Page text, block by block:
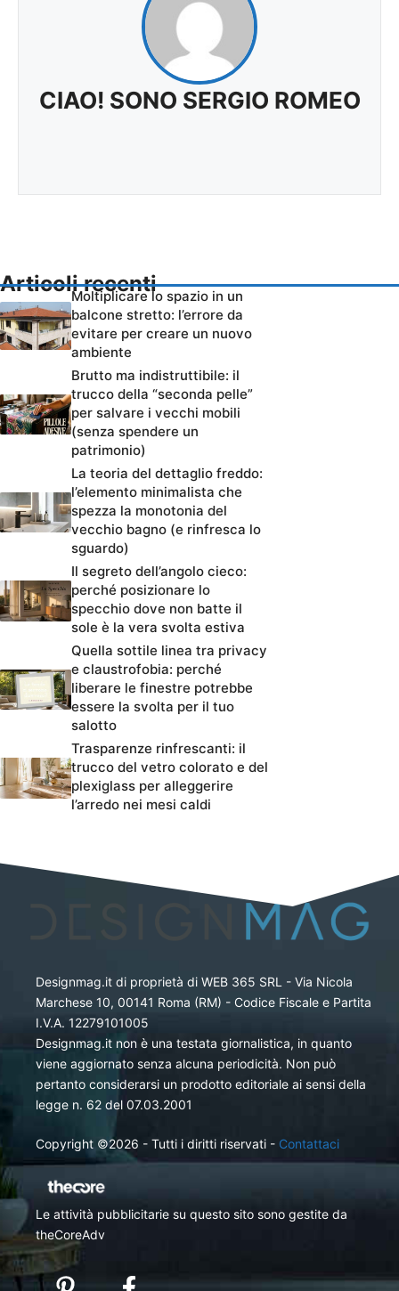
CIAO! SONO SERGIO ROMEO
Articoli recenti
Moltiplicare lo spazio in un
balcone stretto: l’errore da
evitare per creare un nuovo
ambiente
Brutto ma indistruttibile: il
trucco della “seconda pelle”
per salvare i vecchi mobili
(senza spendere un
patrimonio)
La teoria del dettaglio freddo:
l’elemento minimalista che
spezza la monotonia del
vecchio bagno (e rinfresca lo
sguardo)
Il segreto dell’angolo cieco:
perché posizionare lo
specchio dove non batte il
sole è la vera svolta estiva
Quella sottile linea tra privacy
e claustrofobia: perché
liberare le finestre potrebbe
essere la svolta per il tuo
salotto
Trasparenze rinfrescanti: il
trucco del vetro colorato e del
plexiglass per alleggerire
l’arredo nei mesi caldi
Designmag.it di proprietà di WEB 365 SRL - Via Nicola
Marchese 10, 00141 Roma (RM) - Codice Fiscale e Partita
I.V.A. 12279101005
Designmag.it non è una testata giornalistica, in quanto
viene aggiornato senza alcuna periodicità. Non può
pertanto considerarsi un prodotto editoriale ai sensi della
legge n. 62 del 07.03.2001
Copyright ©2026 - Tutti i diritti riservati - Contattaci
Le attività pubblicitarie su questo sito sono gestite da
theCoreAdv